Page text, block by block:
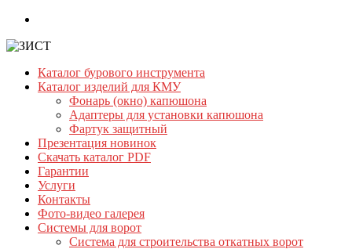
Skip
content
ЗИСТ
Бурильный
инструмент.
Буровой
инструмент
Каталог бурового инструмента
Каталог изделий для КМУ
Фонарь (окно) капюшона
Адаптеры для установки капюшона
Фартук защитный
Презентация новинок
Скачать каталог PDF
Гарантии
Услуги
Контакты
Фото-видео галерея
Системы для ворот
Система для строительства откатных ворот